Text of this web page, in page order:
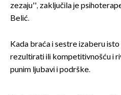
zezaju'', zaključila je
Belić.
Kada braća i sestre izaberu
rezultirati ili kompetitivnošću i
punim ljubavi i podrške.